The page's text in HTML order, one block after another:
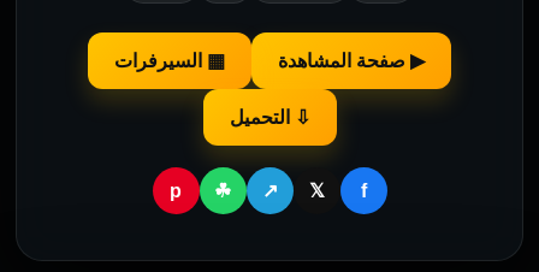
▶ صفحة المشاهدة ▦ السيرفرات
⇩ التحميل
f
𝕏
↗
☘
p